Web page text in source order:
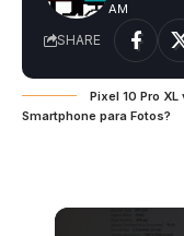
AM
SHARE
Pixel 10 Pro
Smartphone para Fotos?